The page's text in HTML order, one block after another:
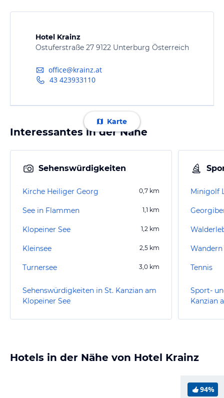
Hotel Krainz
Ostuferstraße 27 9122 Unterburg Österreich
office@krainz.at
43 423933110
Karte
Interessantes in der Nähe
Sehenswürdigkeiten
Kirche Heiliger Georg 0,7 km
See in Flammen 1,1 km
Klopeiner See 1,2 km
Kleinsee 2,5 km
Turnersee 3,0 km
Sehenswürdigkeiten in St. Kanzian am
Klopeiner See
Minigolf
Tennis
Sport-
Kanzian
Hotels in der Nähe von Hotel Krainz
94%